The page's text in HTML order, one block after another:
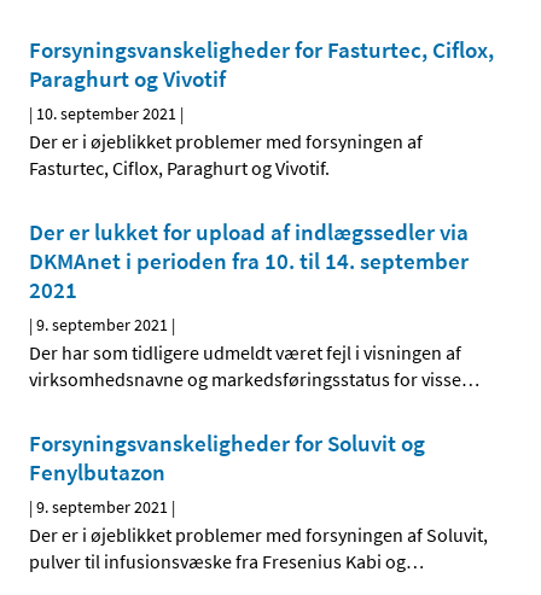
Forsyningsvanskeligheder for Fasturtec, Ciflox,
Paraghurt og Vivotif
| 10. september 2021 |
Der er i øjeblikket problemer med forsyningen af
Fasturtec, Ciflox, Paraghurt og Vivotif.
Der er lukket for upload af indlægssedler via
DKMAnet i perioden fra 10. til 14. september
2021
|9. september 2021 |
Der har som tidligere udmeldt været fejl i visningen af
virksomhedsnavne og markedsføringsstatus for visse…
Forsyningsvanskeligheder for Soluvit og
Fenylbutazon
|9. september 2021 |
Der er i øjeblikket problemer med forsyningen af Soluvit,
pulver til infusionsvæske fra Fresenius Kabi og…